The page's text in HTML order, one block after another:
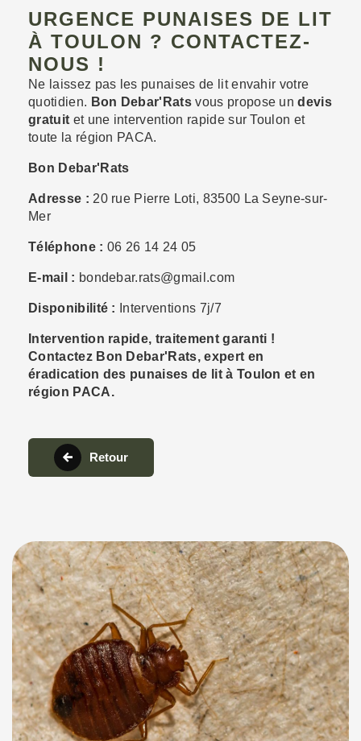
URGENCE PUNAISES DE LIT
À TOULON ? CONTACTEZ-
NOUS !
Ne laissez pas les punaises de lit envahir votre
quotidien. Bon Debar'Rats vous propose undevis
gratuit et une intervention rapide sur Toulon et
toute la région PACA.
Bon Debar'Rats
Adresse : 20 rue Pierre Loti, 83500 La Seyne-sur-
Mer
Téléphone : 06 26 14 24 05
E-mail : bondebar.rats@gmail.com
Disponibilité : Interventions 7j/7
Intervention rapide, traitement garanti !
Contactez Bon Debar'Rats, expert en
éradication des punaises de lit à Toulon et en
région PACA.
Retour